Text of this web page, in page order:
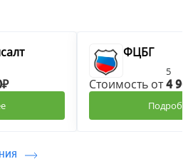
ФЦБГ
5
Стоимость от4